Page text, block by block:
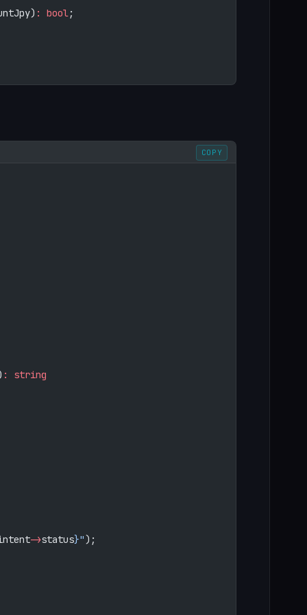
: bool;
: string
->status}");
COPY